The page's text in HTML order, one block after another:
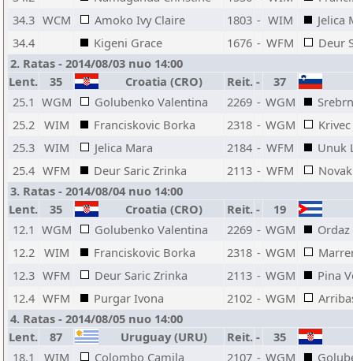
34.3 WCM Amoko Ivy Claire 1803 - WIM
Jelica
34.4
Kigeni Grace 1676 - WFM
Deur
2. Ratas - 2014/08/03 nuo 14:00
Lent.
35 Croatia (CRO) Reit. -
37
25.1 WGM Golubenko Valentina 2269 - WGM
25.2 WIM Franciskovic Borka 2318 - WGM
Krivec
25.3 WIM Jelica Mara 2184 - WFM
Unuk
25.4 WFM Deur Saric Zrinka 2113 - WFM
3. Ratas - 2014/08/04 nuo 14:00
Lent.
35 Croatia (CRO) Reit. -
19
12.1 WGM Golubenko Valentina 2269 - WGM
12.2 WIM Franciskovic Borka 2318 - WGM
12.3 WFM Deur Saric Zrinka 2113 - WGM
Pina
12.4 WFM Purgar Ivona 2102 - WGM
4. Ratas - 2014/08/05 nuo 14:00
Lent.
87 Uruguay (URU) Reit. -
35
18.1
WIM Colombo Camila 2107 - WGM